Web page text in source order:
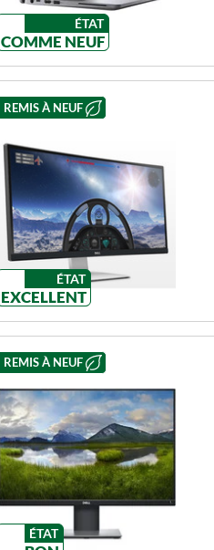
ÉTAT
COMME NEUF
REMIS À NEUF
ÉTAT
EXCELLENT
REMIS À NEUF
ÉTAT